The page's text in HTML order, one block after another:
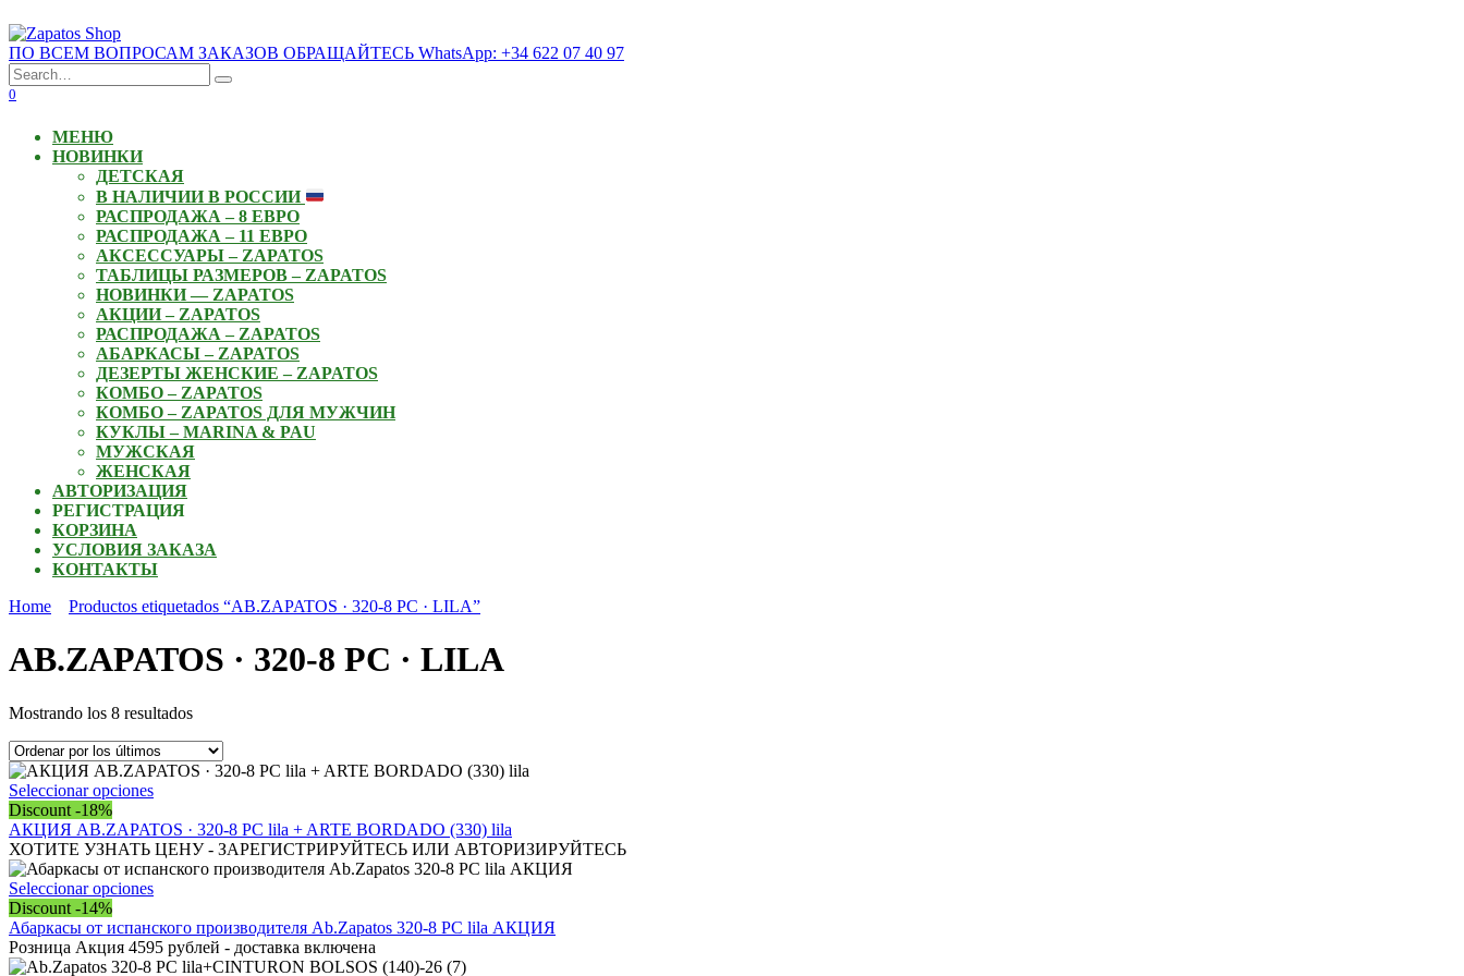
to
content
ПО ВСЕМ ВОПРОСАМ ЗАКАЗОВ ОБРАЩАЙТЕСЬ WhatsApp: +34 622 07 40 97
Search
for:
0
МЕНЮ
НОВИНКИ
ДЕТСКАЯ
В НАЛИЧИИ В РОССИИ
РАСПРОДАЖА – 8 ЕВРО
РАСПРОДАЖА – 11 ЕВРО
АКСЕССУАРЫ – ZAPATOS
ТАБЛИЦЫ РАЗМЕРОВ – ZAPATOS
НОВИНКИ — ZAPATOS
АКЦИИ – ZAPATOS
РАСПРОДАЖА – ZAPATOS
АБАРКАСЫ – ZAPATOS
ДЕЗЕРТЫ ЖЕНСКИЕ – ZAPATOS
КОМБО – ZAPATOS
КОМБО – ZAPATOS ДЛЯ МУЖЧИН
КУКЛЫ – MARINA & PAU
МУЖСКАЯ
ЖЕНСКАЯ
АВТОРИЗАЦИЯ
РЕГИСТРАЦИЯ
КОРЗИНА
УСЛОВИЯ ЗАКАЗА
КОНТАКТЫ
Home
Productos etiquetados “AB.ZAPATOS · 320-8 PC · LILA”
AB.ZAPATOS · 320-8 PC · LILA
Mostrando los 8 resultadosOrdenado
los
últimos
Seleccionar opcionesEste
tiene
múltiples
variantes.
Las
se
pueden
elegir
Discount -18%
АКЦИЯ AB.ZAPATOS · 320-8 PC lila + ARTE BORDADO (330) lila
ХОТИТЕ УЗНАТЬ ЦЕНУ - ЗАРЕГИСТРИРУЙТЕСЬ ИЛИ АВТОРИЗИРУЙТЕСЬ
Seleccionar opcionesEste
tiene
múltiples
variantes.
Discount -14%
Абаркасы от испанского производителя Ab.Zapatos 320-8 PC lila АКЦИЯ
Розница Акция 4595 рублей - доставка включена